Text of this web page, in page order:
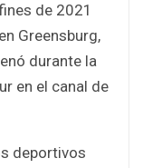
de 2021
Greensburg,
durante la
en el canal de
deportivos